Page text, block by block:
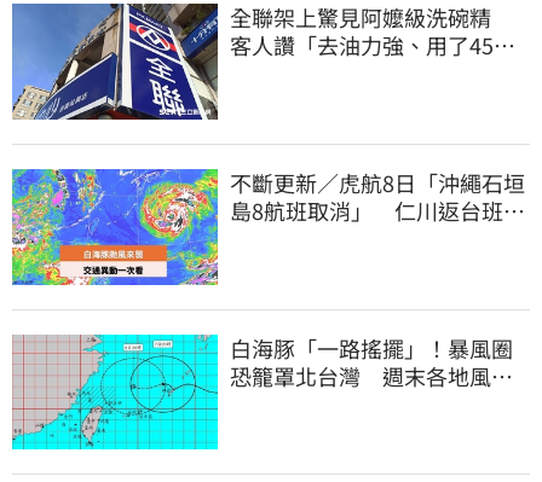
全聯架上驚見阿嬤級洗碗精
客人讚「去油力強、用了45
不斷更新／虎航8日「沖繩石垣
島8航班取消」 仁川返台班機
白海豚「一路搖擺」！暴風圈
恐籠罩北台灣 週末各地風雨